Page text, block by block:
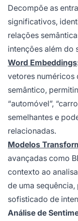
Decompõe as
significativos,
relações
intenções além do
Word Embeddings
vetores numéricos
semântico,
“automóvel”,
semelhantes e
relacionadas.
Modelos
avançadas como
contexto ao
de uma
sofisticado de
Análise de